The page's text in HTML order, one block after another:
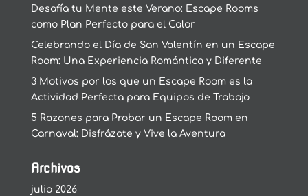
Desafía tu Mente este Verano: Escape Rooms
como Plan Perfecto para el Calor
Celebrando el Día de San Valentín en un Escape
Room: Una Experiencia Romántica y Diferente
3 Motivos por los que un Escape Room es la
Actividad Perfecta para Equipos de Trabajo
5 Razones para Probar un Escape Room en
Carnaval: Disfrázate y Vive la Aventura
Archivos
julio 2026